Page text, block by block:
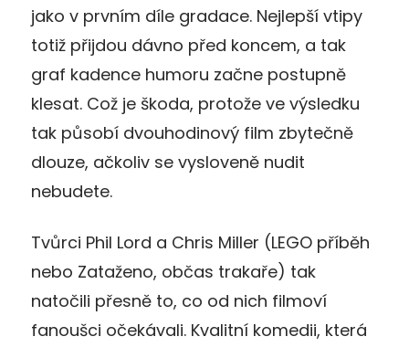
jako v prvním díle gradace. Nejlepší vtipy
totiž přijdou dávno před koncem, a tak
graf kadence humoru začne postupně
klesat. Což je škoda, protože ve výsledku
tak působí dvouhodinový film zbytečně
dlouze, ačkoliv se vysloveně nudit
nebudete.
Tvůrci Phil Lord a Chris Miller (LEGO příběh
nebo Zataženo, občas trakaře) tak
natočili přesně to, co od nich filmoví
fanoušci očekávali. Kvalitní komedii, která